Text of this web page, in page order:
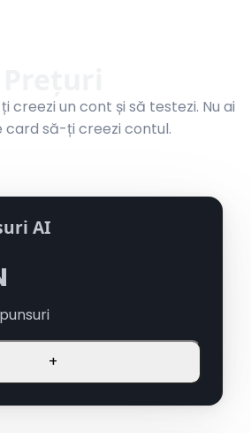
creezi un cont și să testezi. Nu ai
card să-ți creezi contul.
AI
+